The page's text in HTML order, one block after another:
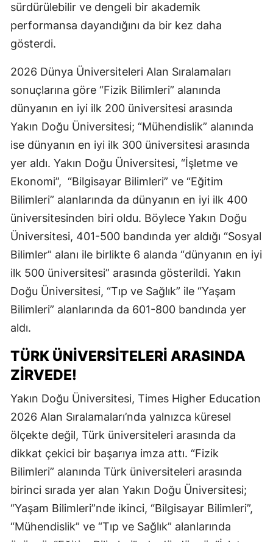
sürdürülebilir ve dengeli bir akademik
performansa dayandığını da bir kez daha
gösterdi.
2026 Dünya Üniversiteleri Alan Sıralamaları
sonuçlarına göre “Fizik Bilimleri” alanında
dünyanın en iyi ilk 200 üniversitesi arasında
Yakın Doğu Üniversitesi; “Mühendislik” alanında
ise dünyanın en iyi ilk 300 üniversitesi arasında
yer aldı. Yakın Doğu Üniversitesi, “İşletme ve
Ekonomi”, “Bilgisayar Bilimleri” ve “Eğitim
Bilimleri” alanlarında da dünyanın en iyi ilk 400
üniversitesinden biri oldu. Böylece Yakın Doğu
Üniversitesi, 401-500 bandında yer aldığı “Sosyal
Bilimler” alanı ile birlikte 6 alanda “dünyanın en iyi
ilk 500 üniversitesi” arasında gösterildi. Yakın
Doğu Üniversitesi, “Tıp ve Sağlık” ile “Yaşam
Bilimleri” alanlarında da 601-800 bandında yer
aldı.
TÜRK ÜNIVERSITELERI ARASINDA
ZIRVEDE!
Yakın Doğu Üniversitesi, Times Higher Education
2026 Alan Sıralamaları’nda yalnızca küresel
ölçekte değil, Türk üniversiteleri arasında da
dikkat çekici bir başarıya imza attı. “Fizik
Bilimleri” alanında Türk üniversiteleri arasında
birinci sırada yer alan Yakın Doğu Üniversitesi;
“Yaşam Bilimleri”nde ikinci, “Bilgisayar Bilimleri”,
“Mühendislik” ve “Tıp ve Sağlık” alanlarında